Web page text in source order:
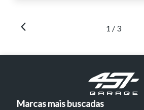
1 / 3
Marcas mais buscadas